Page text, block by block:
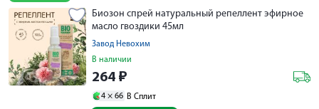
Биозон спрей натуральный репеллент эфирное
масло гвоздики 45мл
Завод Невохим
В наличии
264 ₽
4 × 66 В Сплит